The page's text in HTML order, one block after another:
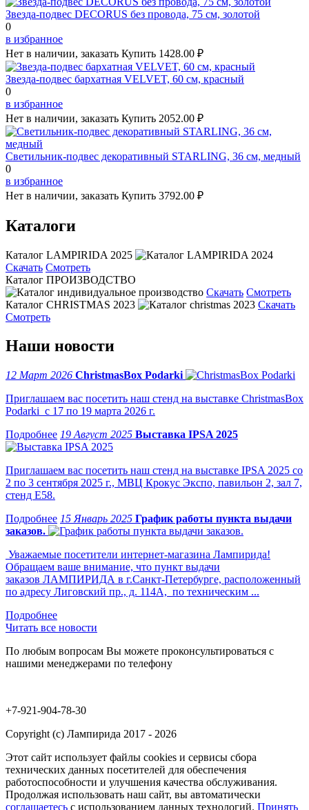
Звезда-подвес DECORUS без провода, 75 см, золотой
0
в избранное
Нет в наличии, заказать Купить 1428.00 ₽
Звезда-подвес бархатная VELVET, 60 см, красный
0
в избранное
Нет в наличии, заказать Купить 2052.00 ₽
Светильник-подвес декоративный STARLING, 36 см, медный
0
в избранное
Нет в наличии, заказать Купить 3792.00 ₽
Каталоги
Каталог LAMPIRIDA 2025
Скачать Смотреть
Каталог ПРОИЗВОДСТВО
Скачать Смотреть
Каталог CHRISTMAS 2023
Скачать
Смотреть
Наши новости
12 Март 2026 ChristmasBox Podarki
Приглашаем вас посетить наш стенд на выставке ChristmasBox
Podarki с 17 по 19 марта 2026 г.
19 Август 2025 Выставка IPSA 2025
Приглашаем вас посетить наш стенд на выставке IPSA 2025 со
2 по 3 сентября 2025 г., МВЦ Крокус Экспо, павильон 2, зал 7,
стенд Е58.
15 Январь 2025 График работы пункта выдачи
заказов.
Уважаемые посетители интернет-магазина Лампирида!
Обращаем ваше внимание, что пункт выдачи
заказов ЛАМПИРИДА в г.Санкт-Петербурге, расположенный
по адресу Лиговский пр., д. 114А, по техническим ...
Читать все новости
По любым вопросам Вы можете проконсультироваться с
нашими менеджерами по телефону
+7-921-904-78-30
Copyright (c) Лампирида 2017 - 2026
Этот сайт использует файлы cookies и сервисы сбора
технических данных посетителей для обеспечения
работоспособности и улучшения качества обслуживания.
Продолжая использовать наш сайт, вы автоматически
соглашаетесь с использованием данных технологий. Принять